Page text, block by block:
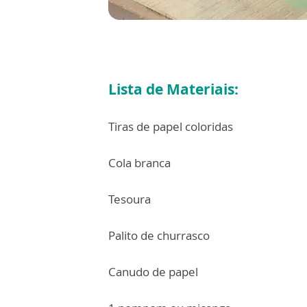
Lista de Materiais:
Tiras de papel coloridas
Cola branca
Tesoura
Palito de churrasco
Canudo de papel